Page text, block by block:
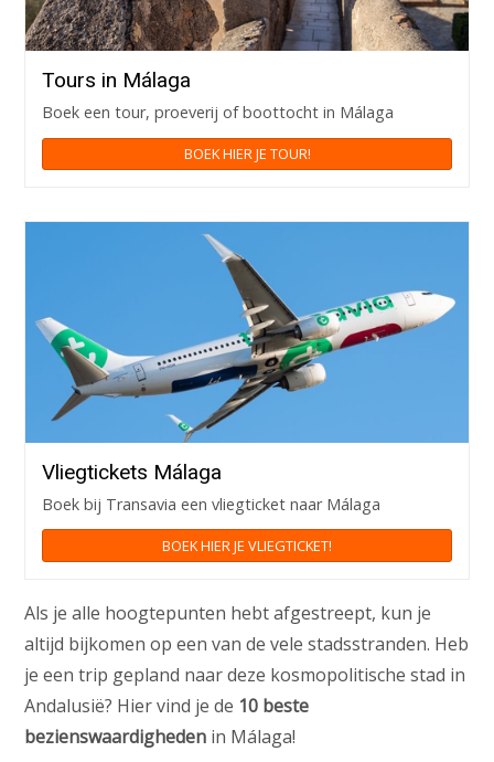
Tours in Málaga
Boek een tour, proeverij of boottocht in Málaga
BOEK HIER JE TOUR!
Vliegtickets Málaga
Boek bij Transavia een vliegticket naar Málaga
BOEK HIER JE VLIEGTICKET!
Als je alle hoogtepunten hebt afgestreept, kun je
altijd bijkomen op een van de vele stadsstranden. Heb
je een trip gepland naar deze kosmopolitische stad in
Andalusië? Hier vind je de 10 beste
bezienswaardigheden in Málaga!